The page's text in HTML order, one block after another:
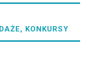
KONKURSY